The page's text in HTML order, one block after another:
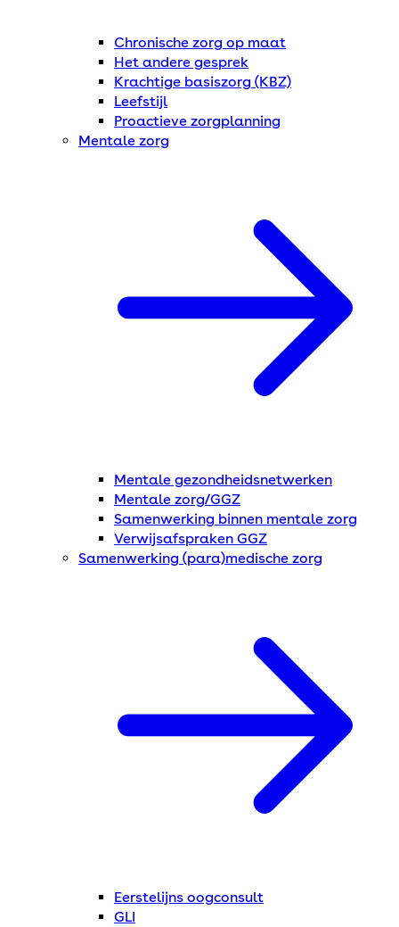
Chronische zorg op maat
Het andere gesprek
Krachtige basiszorg (KBZ)
Leefstijl
Proactieve zorgplanning
Mentale zorg
Mentale gezondheidsnetwerken
Mentale zorg/GGZ
Samenwerking binnen mentale zorg
Verwijsafspraken GGZ
Samenwerking (para)medische zorg
Eerstelijns oogconsult
GLI